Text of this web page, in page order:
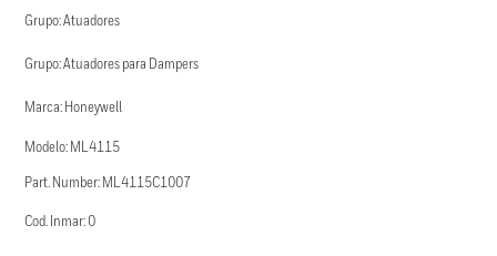
Grupo: Atuadores
Grupo: Atuadores para Dampers
Marca: Honeywell
Modelo: ML4115
Part. Number: ML4115C1007
Cod. Inmar: 0